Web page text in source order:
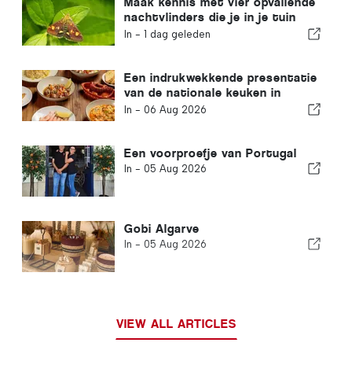
nachtvlinders die je in je tuin
kunt spotten
In - 1 dag geleden
Een indrukwekkende presentatie
van de nationale keuken in
Albufeira
In - 06 Aug 2026
Een voorproefje van Portugal
In - 05 Aug 2026
Gobi Algarve
In - 05 Aug 2026
VIEW ALL ARTICLES